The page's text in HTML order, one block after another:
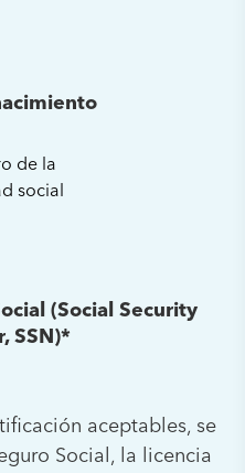
(Social Security
SSN)*
aceptables, se
Social, la licencia